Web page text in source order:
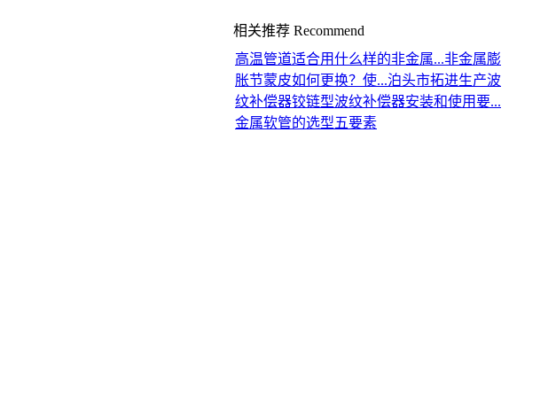
相关推荐 Recommend
高温管道适合用什么样的非金属...非金属膨
胀节蒙皮如何更换？使...泊头市拓进生产波
纹补偿器铰链型波纹补偿器安装和使用要...
金属软管的选型五要素